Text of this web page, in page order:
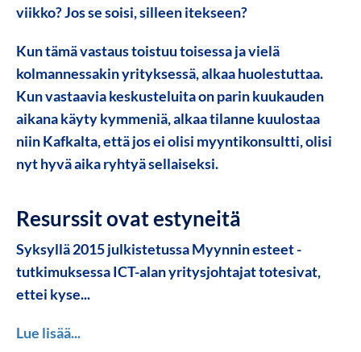
viikko? Jos se soisi, silleen itekseen?
Kun tämä vastaus toistuu toisessa ja vielä
kolmannessakin yrityksessä, alkaa huolestuttaa.
Kun vastaavia keskusteluita on parin kuukauden
aikana käyty kymmeniä, alkaa tilanne kuulostaa
niin Kafkalta, että jos ei olisi myyntikonsultti, olisi
nyt hyvä aika ryhtyä sellaiseksi.
Resurssit ovat estyneitä
Syksyllä 2015 julkistetussa Myynnin esteet -
tutkimuksessa ICT-alan yritysjohtajat totesivat,
ettei kyse...
Lue lisää...